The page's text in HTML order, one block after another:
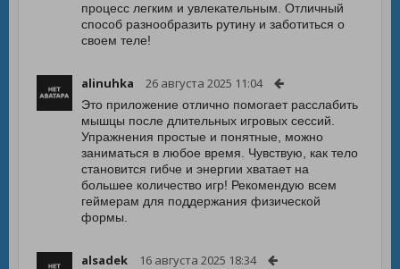
процесс легким и увлекательным. Отличный
способ разнообразить рутину и заботиться о
своем теле!
alinuhka 26 августа 2025 11:04
Это приложение отлично помогает расслабить
мышцы после длительных игровых сессий.
Упражнения простые и понятные, можно
заниматься в любое время. Чувствую, как тело
становится гибче и энергии хватает на
большее количество игр! Рекомендую всем
геймерам для поддержания физической
формы.
alsadek 16 августа 2025 18:34